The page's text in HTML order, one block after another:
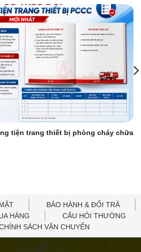
tiện trang thiết bị phòng cháy chữa
BẢO HÀNH & ĐỔI TRẢ
HÀNG
CÂU HỎI THƯỜNG
SÁCH VẬN CHUYỂN